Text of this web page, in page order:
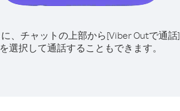
、チャットの上部から[Viber Outで通話]
を選択して通話することもできます。